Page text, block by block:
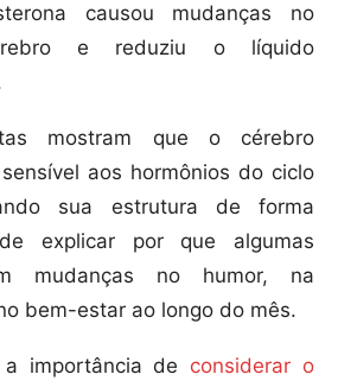
causou mudanças no
e reduziu o líquido
mostram que o cérebro
aos hormônios do ciclo
sua estrutura de forma
explicar por que algumas
mudanças no humor, na
bem-estar ao longo do mês.
importância de considerar o